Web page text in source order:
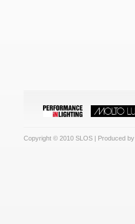
Copyright © 2010 SLOS | Produced by